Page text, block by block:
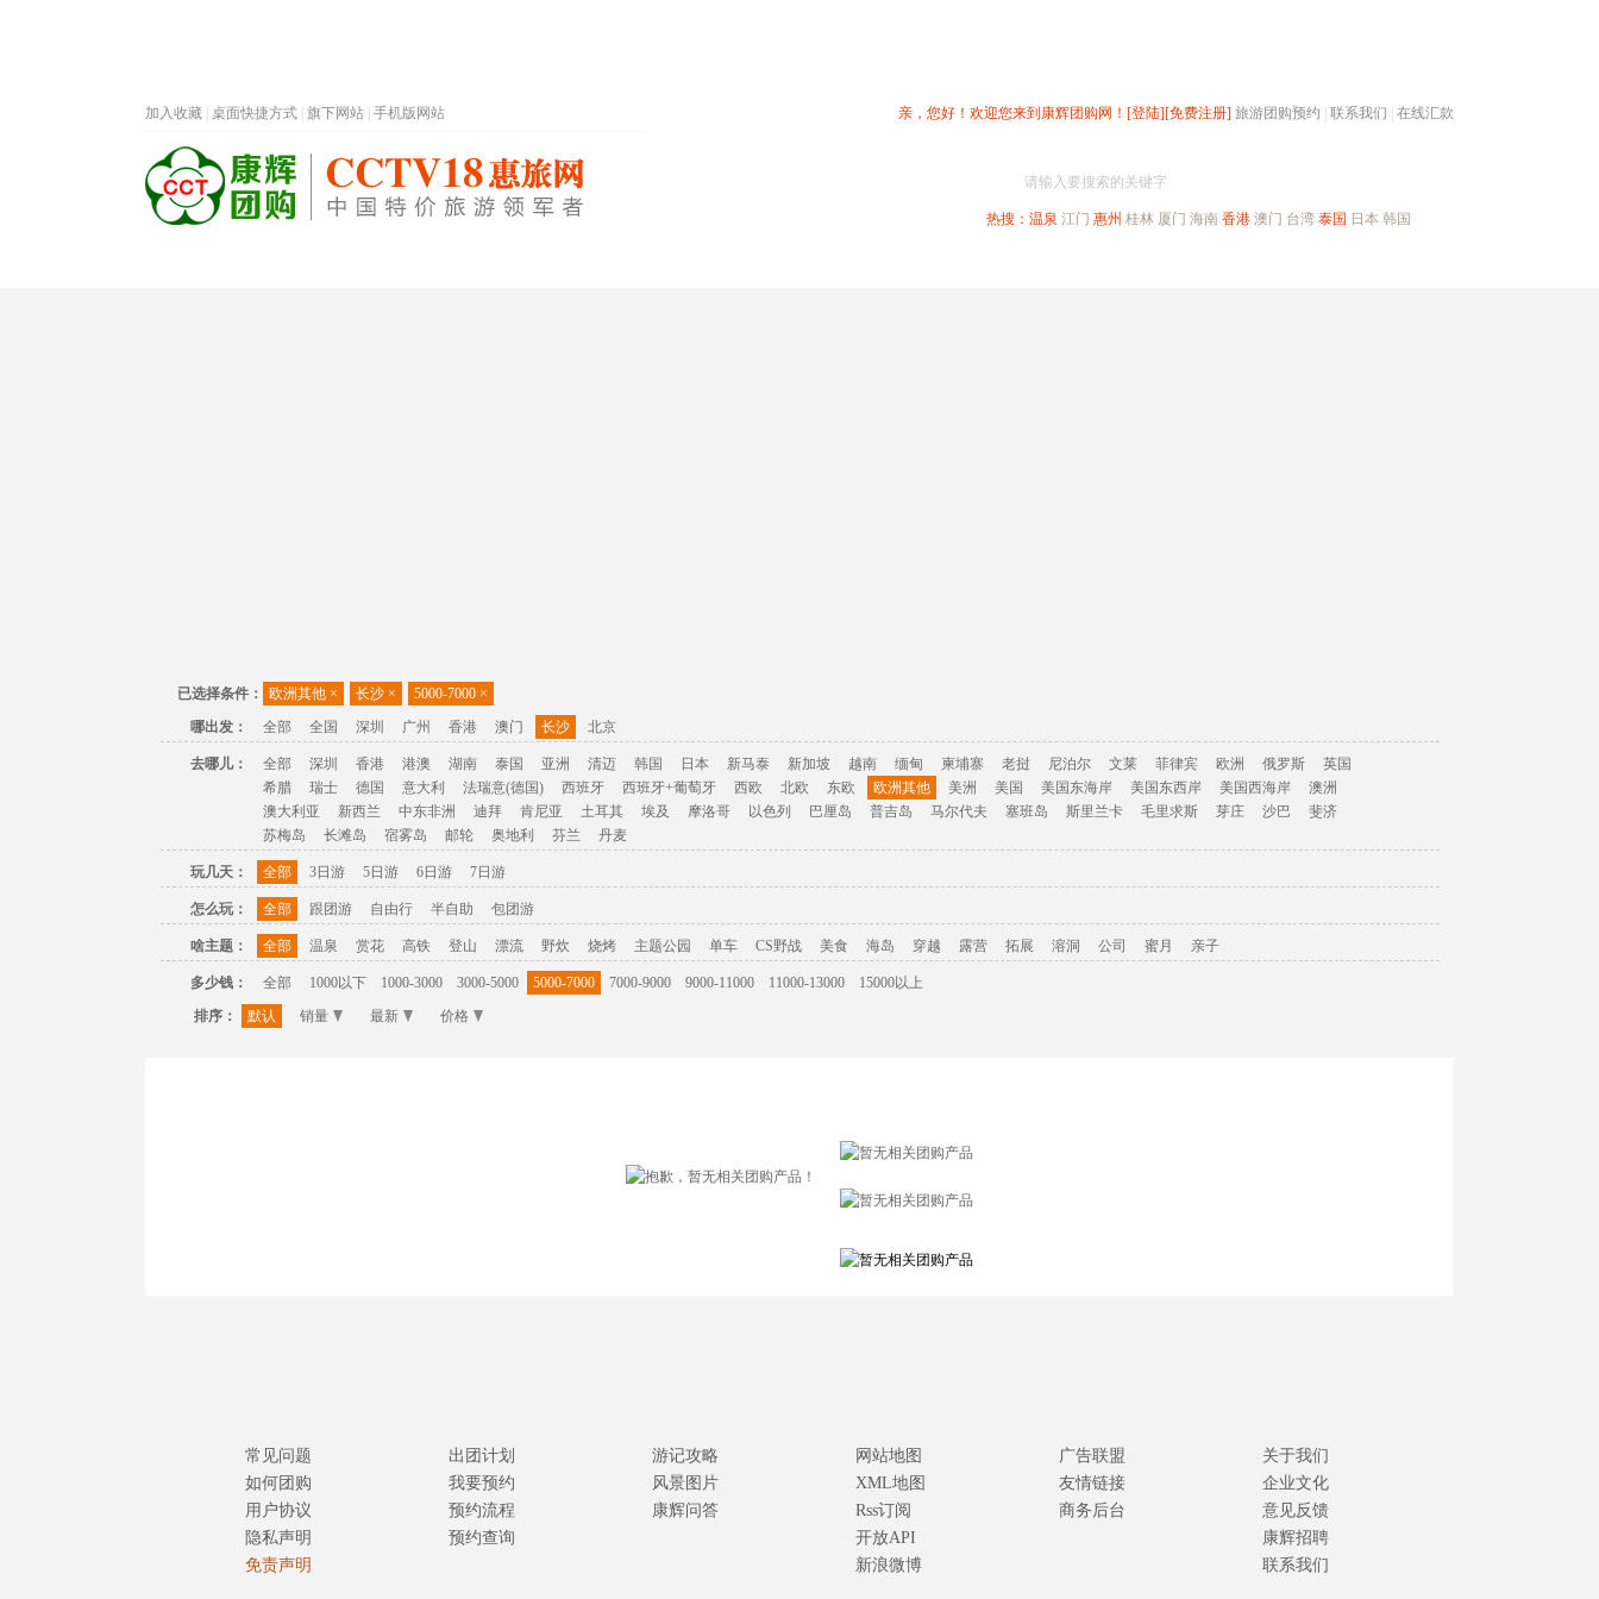
亲，您好！欢迎您来到康辉团购网！ [登陆][免费注册] 旅游团购预约 联系我们 在线汇款
加入收藏 桌面快捷方式 旗下网站 手机版网站
请输入要搜索的关键字
热搜： 温泉 江门 惠州 桂林 厦门 海南 香港 澳门 台湾 泰国 日本 韩国
已选择条件： 欧洲其他 × 长沙 × 5000-7000 ×
哪出发：
全部 全国 深圳 广州 香港 澳门 长沙 北京
去哪儿： 全部 深圳 香港 港澳 湖南 泰国 亚洲 清迈 韩国 日本 新马泰 新加坡 越南 缅甸 柬埔寨 老挝 尼泊尔 文莱 菲律宾 欧洲 俄罗斯
英国
希腊
瑞士 德国 意大利 法瑞意(德国) 西班牙 西班牙+葡萄牙 西欧 北欧 东欧 欧洲其他 美洲 美国 美国东海岸 美国东西岸 美国西海岸
澳洲
澳大利亚
新西兰 中东非洲 迪拜 肯尼亚 土耳其 埃及 摩洛哥 以色列 巴厘岛 普吉岛 马尔代夫 塞班岛 斯里兰卡 毛里求斯 芽庄 沙巴
斐济
苏梅岛
长滩岛 宿雾岛 邮轮 奥地利 芬兰 丹麦
玩几天： 全部 3日游 5日游 6日游 7日游
怎么玩： 全部 跟团游 自由行 半自助 包团游
啥主题： 全部 温泉 赏花 高铁 登山 漂流 野炊 烧烤 主题公园 单车 CS野战 美食 海岛 穿越 露营 拓展 溶洞 公司 蜜月 亲子
多少钱： 全部 1000以下 1000-3000 3000-5000 5000-7000 7000-9000 9000-11000 11000-13000
15000以上
排序：
默认 销量 最新 价格
常见问题
如何团购
用户协议
隐私声明
免责声明
出团计划
我要预约
预约流程
预约查询
游记攻略
风景图片
康辉问答
网站地图
XML地图
Rss订阅
开放API
新浪微博
广告联盟
友情链接
商务后台
关于我们
企业文化
意见反馈
康辉招聘
联系我们